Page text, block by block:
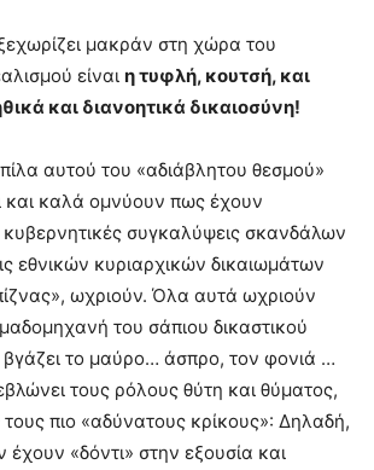
μακράν στη χώρα του
είναι η τυφλή, κουτσή, και
και διανοητικά δικαιοσύνη!
αυτού του «αδιάβλητου θεσμού»
και καλά ομνύουν πως έχουν
κυβερνητικές συγκαλύψεις σκανδάλων
εθνικών κυριαρχικών δικαιωμάτων
ωχριούν. Όλα αυτά ωχριούν
του σάπιου δικαστικού
το μαύρο… άσπρο, τον φονιά …
τους ρόλους θύτη και θύματος,
πιο «αδύνατους κρίκους»: Δηλαδή,
έχουν «δόντι» στην εξουσία και